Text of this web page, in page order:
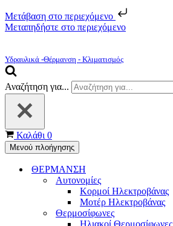
Μετάβαση στο περιεχόμενο
Μεταπηδήστε στο περιεχόμενο
Υδραυλικά -Θέρμανση - Κλιματισμός
Αναζήτηση για...
Καλάθι 0
Μενού πλοήγησης
ΘΕΡΜΑΝΣΗ
Αυτονομίες
Κορμοί Ηλεκτροβάνας
Μοτέρ Ηλεκτροβάνας
Θερμοσίφωνες
Ηλιακοί Θερμοσίφωνες